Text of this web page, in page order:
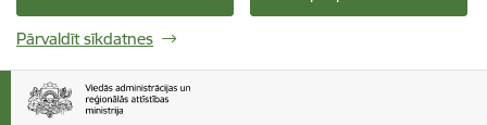
Pārvaldīt sīkdatnes